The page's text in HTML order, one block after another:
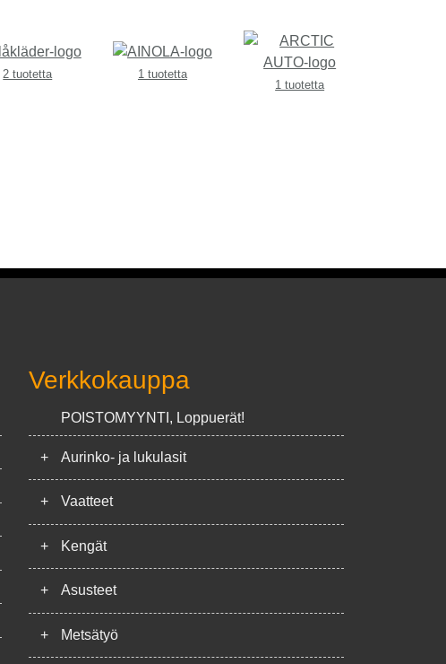
2 tuotetta
1 tuotetta
1 tuotetta
Verkkokauppa
POISTOMYYNTI, Loppuerät!
+ Aurinko- ja lukulasit
+ Vaatteet
+ Kengät
+ Asusteet
+ Metsätyö